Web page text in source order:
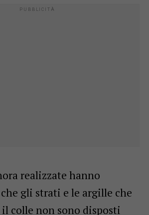
realizzate hanno
gli strati e le argille che
colle non sono disposti